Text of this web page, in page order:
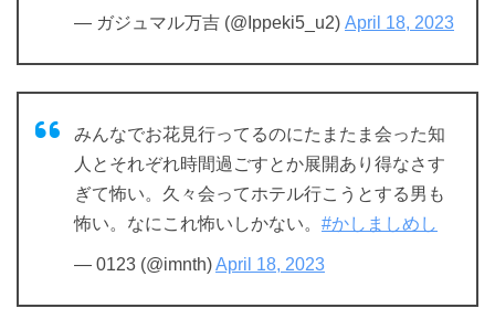
— ガジュマル万吉 (@Ippeki5_u2) April 18, 2023
みんなでお花見行ってるのにたまたま会った知
人とそれぞれ時間過ごすとか展開あり得なさす
ぎて怖い。久々会ってホテル行こうとする男も
怖い。なにこれ怖いしかない。 #かしましめし
— 0123 (@imnth)April 18, 2023